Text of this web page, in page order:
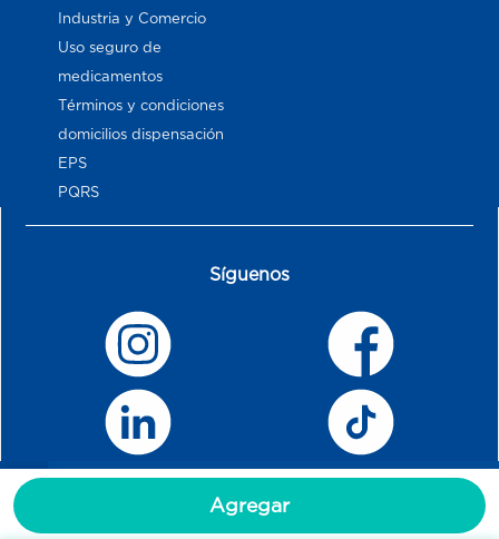
Agregar
Industria y Comercio
Uso seguro de
medicamentos
Términos y condiciones
domicilios dispensación
EPS
PQRS
Síguenos